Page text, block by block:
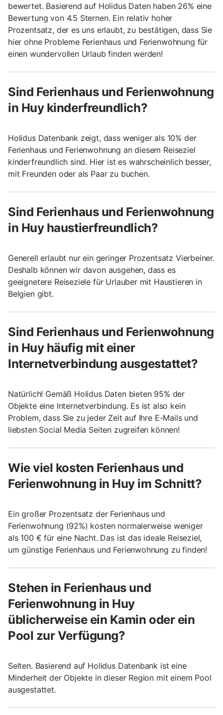
bewertet. Basierend auf Holidus Daten haben 26% eine
Bewertung von 4.5 Sternen. Ein relativ hoher
Prozentsatz, der es uns erlaubt, zu bestätigen, dass Sie
hier ohne Probleme Ferienhaus und Ferienwohnung für
einen wundervollen Urlaub finden werden!
Sind Ferienhaus und Ferienwohnung
in Huy kinderfreundlich?
Holidus Datenbank zeigt, dass weniger als 10% der
Ferienhaus und Ferienwohnung an diesem Reiseziel
kinderfreundlich sind. Hier ist es wahrscheinlich besser,
mit Freunden oder als Paar zu buchen.
Sind Ferienhaus und Ferienwohnung
in Huy haustierfreundlich?
Generell erlaubt nur ein geringer Prozentsatz Vierbeiner.
Deshalb können wir davon ausgehen, dass es
geeignetere Reiseziele für Urlauber mit Haustieren in
Belgien gibt.
Sind Ferienhaus und Ferienwohnung
in Huy häufig mit einer
Internetverbindung ausgestattet?
Natürlich! Gemäß Holidus Daten bieten 95% der
Objekte eine Internetverbindung. Es ist also kein
Problem, dass Sie zu jeder Zeit auf Ihre E-Mails und
liebsten Social Media Seiten zugreifen können!
Wie viel kosten Ferienhaus und
Ferienwohnung in Huy im Schnitt?
Ein großer Prozentsatz der Ferienhaus und
Ferienwohnung (92%) kosten normalerweise weniger
als 100 € für eine Nacht. Das ist das ideale Reiseziel,
um günstige Ferienhaus und Ferienwohnung zu finden!
Stehen in Ferienhaus und
Ferienwohnung in Huy
üblicherweise ein Kamin oder ein
Pool zur Verfügung?
Selten. Basierend auf Holidus Datenbank ist eine
Minderheit der Objekte in dieser Region mit einem Pool
ausgestattet.